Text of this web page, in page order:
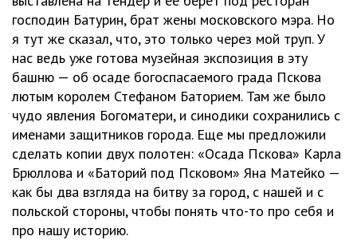
господин Батурин, брат жены московского мэра. Но
я тут же сказал, что, это только через мой труп. У
нас ведь уже готова музейная экспозиция в эту
башню — об осаде богоспасаемого града Пскова
лютым королем Стефаном Баторием. Там же было
чудо явления Богоматери, и синодики сохранились с
именами защитников города. Еще мы предложили
сделать копии двух полотен: «Осада Пскова» Карла
Брюллова и «Баторий под Псковом» Яна Матейко —
как бы два взгляда на битву за город, с нашей и с
польской стороны, чтобы понять что-то про себя и
про нашу историю.